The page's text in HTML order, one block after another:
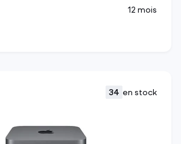
12 mois
34 en stock